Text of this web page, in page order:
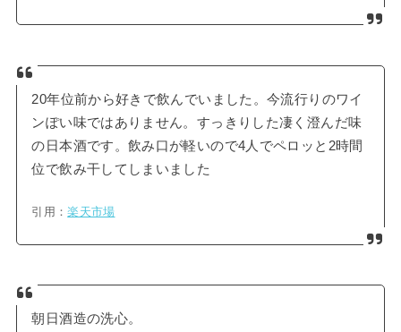
20年位前から好きで飲んでいました。今流行りのワイ
ンぽい味ではありません。すっきりした凄く澄んだ味
の日本酒です。飲み口が軽いので4人でペロッと2時間
位で飲み干してしまいました
引用：楽天市場
朝日酒造の洗心。